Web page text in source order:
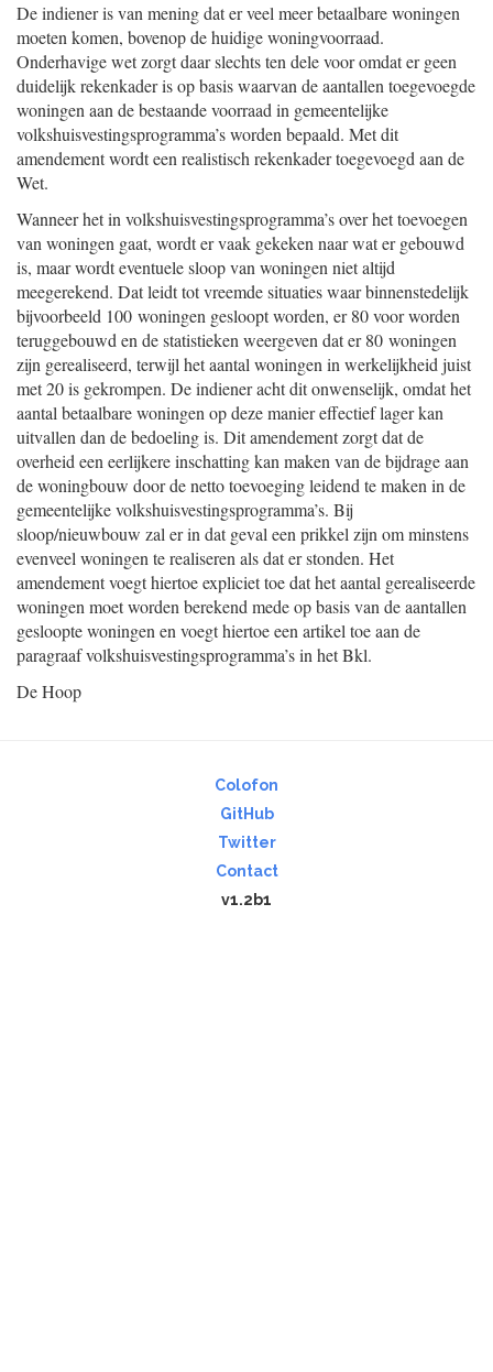
De indiener is van mening dat er veel meer betaalbare woningen
moeten komen, bovenop de huidige woningvoorraad.
Onderhavige wet zorgt daar slechts ten dele voor omdat er geen
duidelijk rekenkader is op basis waarvan de aantallen toegevoegde
woningen aan de bestaande voorraad in gemeentelijke
volkshuisvestingsprogramma’s worden bepaald. Met dit
amendement wordt een realistisch rekenkader toegevoegd aan de
Wet.
Wanneer het in volkshuisvestingsprogramma’s over het toevoegen
van woningen gaat, wordt er vaak gekeken naar wat er gebouwd
is, maar wordt eventuele sloop van woningen niet altijd
meegerekend. Dat leidt tot vreemde situaties waar binnenstedelijk
bijvoorbeeld 100 woningen gesloopt worden, er 80 voor worden
teruggebouwd en de statistieken weergeven dat er 80 woningen
zijn gerealiseerd, terwijl het aantal woningen in werkelijkheid juist
met 20 is gekrompen. De indiener acht dit onwenselijk, omdat het
aantal betaalbare woningen op deze manier effectief lager kan
uitvallen dan de bedoeling is. Dit amendement zorgt dat de
overheid een eerlijkere inschatting kan maken van de bijdrage aan
de woningbouw door de netto toevoeging leidend te maken in de
gemeentelijke volkshuisvestingsprogramma’s. Bij
sloop/nieuwbouw zal er in dat geval een prikkel zijn om minstens
evenveel woningen te realiseren als dat er stonden. Het
amendement voegt hiertoe expliciet toe dat het aantal gerealiseerde
woningen moet worden berekend mede op basis van de aantallen
gesloopte woningen en voegt hiertoe een artikel toe aan de
paragraaf volkshuisvestingsprogramma’s in het Bkl.
De Hoop
Colofon
GitHub
Twitter
Contact
v1.2b1